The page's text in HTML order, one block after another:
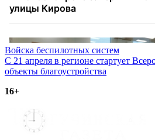
Навигация
по
записям
Войска беспилотных систем
С 21 апреля в регионе стартует
объекты благоустройства
16+